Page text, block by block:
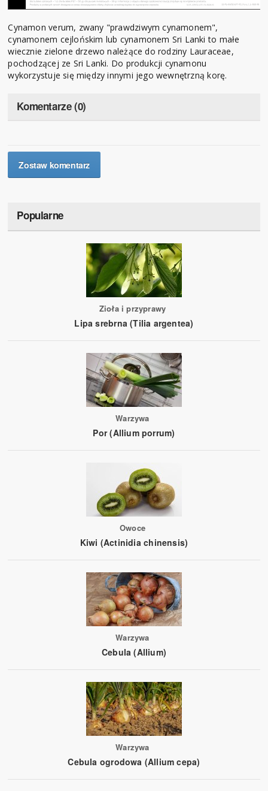
Cynamon verum, zwany "prawdziwym cynamonem",
cynamonem cejlońskim lub cynamonem Sri Lanki to małe
wiecznie zielone drzewo należące do rodziny Lauraceae,
pochodzącej ze Sri Lanki. Do produkcji cynamonu
wykorzystuje się między innymi jego wewnętrzną korę.
Komentarze (0)
Zostaw komentarz
Popularne
Zioła i przyprawy
Lipa srebrna (Tilia argentea)
Warzywa
Por (Allium porrum)
Owoce
Kiwi (Actinidia chinensis)
Warzywa
Cebula (Allium)
Warzywa
Cebula ogrodowa (Allium cepa)